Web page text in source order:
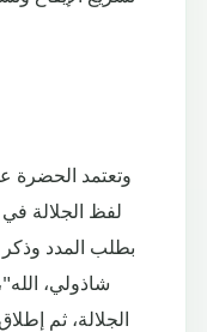
وتعتمد الحضرة
لفظ الجلالة في
بطلب المدد وذكر
شاذولي،
الجلالة، ثم